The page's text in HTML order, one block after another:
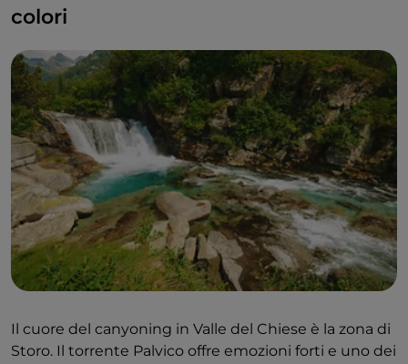
colori
Il cuore del canyoning in Valle del Chiese è la zona di
Storo. Il torrente Palvico offre emozioni forti e uno dei